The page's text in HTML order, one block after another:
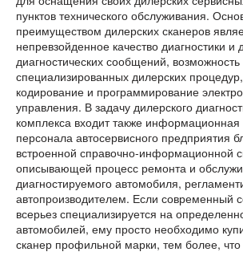
пунктов технического обслуживания.
преимуществом дилерских сканеров
непревзойденное качество диагностики и
диагностических сообщений,
специализированных дилерских процедур,
кодирование и программирование
управления. В задачу дилерского
комплекса входит также
персонала автосервисного предприятия
встроенной справочно-информационной
описывающей процесс ремонта и
диагностируемого автомобиля,
автопроизводителем. Если современный
всерьез специализируется на
автомобилей, ему просто необходимо
сканер профильной марки, тем более,